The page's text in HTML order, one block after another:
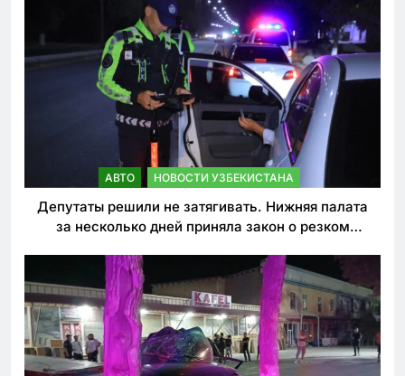
АВТО НОВОСТИ УЗБЕКИСТАНА
Депутаты решили не затягивать. Нижняя палата
за несколько дней приняла закон о резком